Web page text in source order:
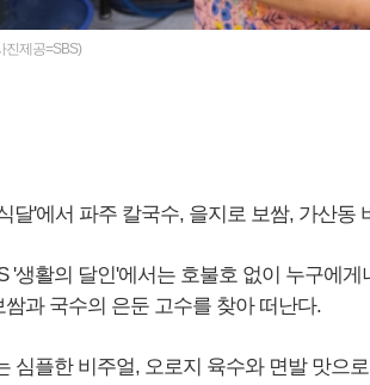
진제공=SBS)
달'에서 파주 칼국수, 을지로 보쌈, 가산동
'생활의 달인'에서는 호불호 없이 누구에게
쌈과 국수의 은둔 고수를 찾아 떠난다.
심플한 비주얼, 오로지 육수와 면발 맛으